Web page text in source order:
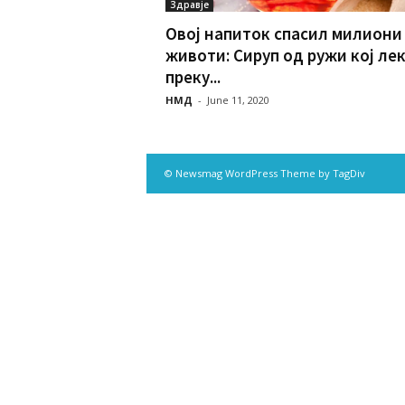
Здравје
Овој напиток спасил милиони
животи: Сируп од ружи кој
преку...
НМД - June 11, 2020
© Newsmag WordPress Theme by TagDiv